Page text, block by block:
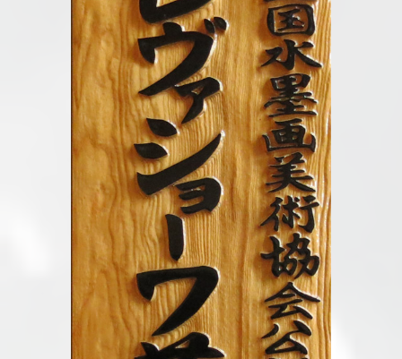
Диплом Ирины
Левашевой